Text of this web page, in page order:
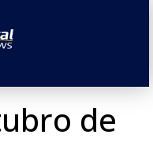
de